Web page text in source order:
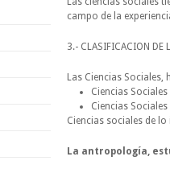
campo de la
3.- CLASIFICACION DE
Las Ciencias
Ciencias
Ciencias
Ciencias sociales de
La antropología,